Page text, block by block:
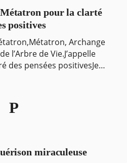
pour la clarté
positives
Archange
l’Arbre de Vie.J’appelle
des pensées positivesJe
P
miraculeuse